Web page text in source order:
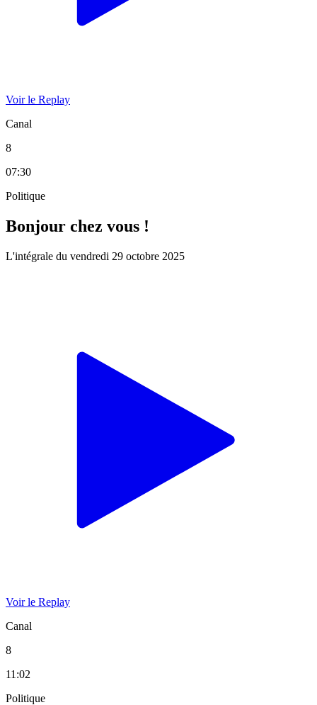
Voir le Replay
Canal
8
07:30
Politique
Bonjour chez vous !
L'intégrale du vendredi 29 octobre 2025
Voir le Replay
Canal
8
11:02
Politique